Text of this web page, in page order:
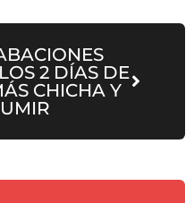
2 DÍAS DE
CHICHA Y